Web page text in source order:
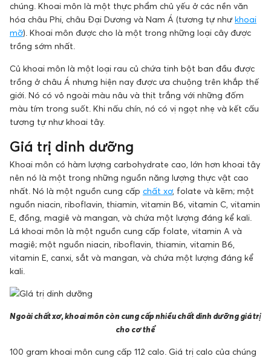
chúng. Khoai môn là một thực phẩm chủ yếu ở các nền văn
hóa châu Phi, châu Đại Dương và Nam Á (tương tự như khoai
mỡ). Khoai môn được cho là một trong những loại cây được
trồng sớm nhất.
Củ khoai môn là một loại rau củ chứa tinh bột ban đầu được
trồng ở châu Á nhưng hiện nay được ưa chuộng trên khắp thế
giới. Nó có vỏ ngoài màu nâu và thịt trắng với những đốm
màu tím trong suốt. Khi nấu chín, nó có vị ngọt nhẹ và kết cấu
tương tự như khoai tây.
Giá trị dinh dưỡng
Khoai môn có hàm lượng carbohydrate cao, lớn hơn khoai tây
nên nó là một trong những nguồn năng lượng thực vật cao
nhất. Nó là một nguồn cung cấp chất xơ, folate và kẽm; một
nguồn niacin, riboflavin, thiamin, vitamin B6, vitamin C, vitamin
E, đồng, magiê và mangan, và chứa một lượng đáng kể kali.
Lá khoai môn là một nguồn cung cấp folate, vitamin A và
magiê; một nguồn niacin, riboflavin, thiamin, vitamin B6,
vitamin E, canxi, sắt và mangan, và chứa một lượng đáng kể
kali.
Ngoài chất xơ, khoai môn còn cung cấp nhiều chất dinh dưỡng giá trị
cho cơ thể
100 gram khoai môn cung cấp 112 calo. Giá trị calo của chúng